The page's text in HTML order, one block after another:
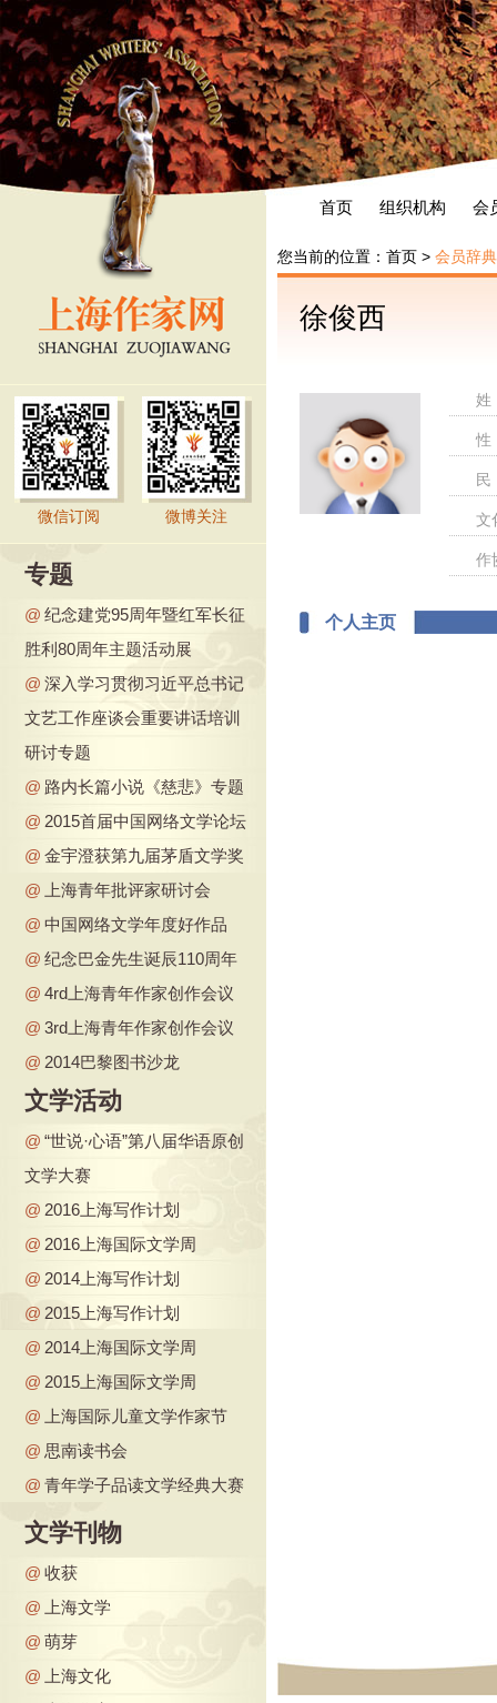
首页 组织机构 会
微信订阅 微博关注
专题
@ 纪念建党95周年暨红军长征
胜利80周年主题活动展
@ 深入学习贯彻习近平总书记
文艺工作座谈会重要讲话培训
研讨专题
@ 路内长篇小说《慈悲》专题
@ 2015首届中国网络文学论坛
@ 金宇澄获第九届茅盾文学奖
@
上海青年批评家研讨会
@ 中国网络文学年度好作品
@ 纪念巴金先生诞辰110周年
@ 4rd上海青年作家创作会议
@ 3rd上海青年作家创作会议
@ 2014巴黎图书沙龙
文学活动
@ “世说·心语”第八届华语原创
文学大赛
@ 2016上海写作计划
@ 2016上海国际文学周
@ 2014上海写作计划
@ 2015上海写作计划
@ 2014上海国际文学周
@ 2015上海国际文学周
@
上海国际儿童文学作家节
@ 思南读书会
@ 青年学子品读文学经典大赛
文学刊物
@ 收获
@
上海文学
@ 萌芽
@
上海文化
您当前的位置： 首页 > 会员辞典
徐俊西
文
作
个人主页